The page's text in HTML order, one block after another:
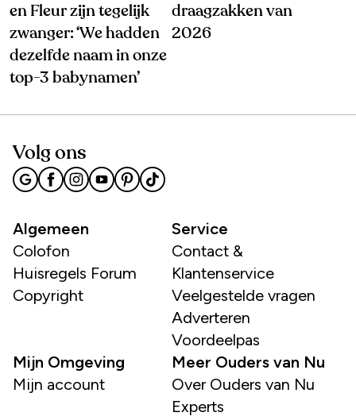
en Fleur zijn tegelijk
zwanger: ‘We hadden
dezelfde naam in onze
top-3 babynamen’
draagzakken van
2026
Volg ons
Algemeen
Colofon
Huisregels Forum
Copyright
Service
Contact &
Klantenservice
Veelgestelde vragen
Adverteren
Voordeelpas
Mijn Omgeving
Mijn account
Meer Ouders van Nu
Over Ouders van Nu
Experts